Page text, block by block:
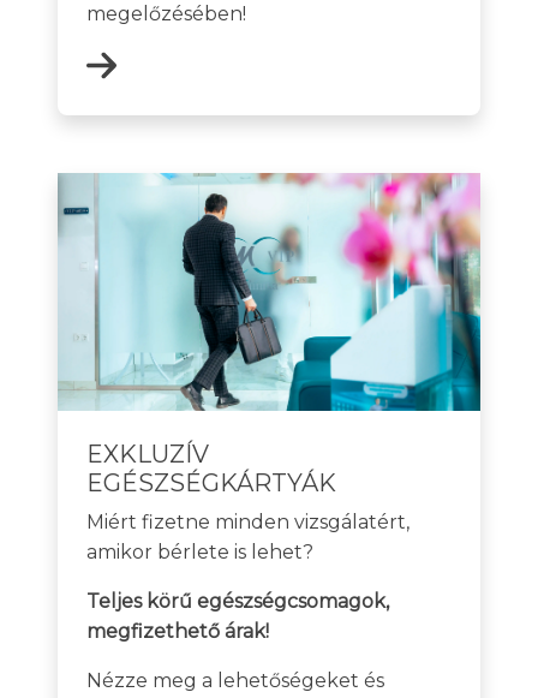
megelőzésében!
EXKLUZÍV
EGÉSZSÉGKÁRTYÁK
Miért fizetne minden vizsgálatért,
amikor bérlete is lehet?
Teljes körű egészségcsomagok,
megfizethető árak!
Nézze meg a lehetőségeket és